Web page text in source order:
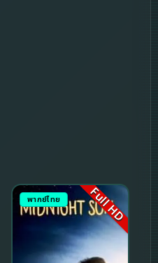
พากย์ไทย Full HD